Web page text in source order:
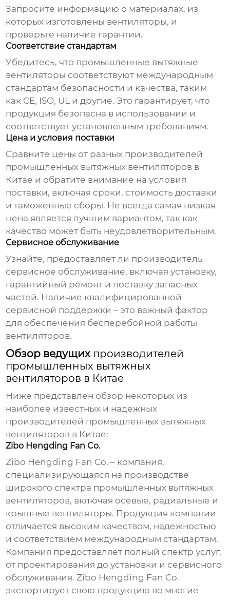
Запросите информацию о материалах, из
которых изготовлены вентиляторы, и
проверьте наличие гарантии.
Соответствие стандартам
Убедитесь, что промышленные вытяжные
вентиляторы соответствуют международным
стандартам безопасности и качества, таким
как CE, ISO, UL и другие. Это гарантирует, что
продукция безопасна в использовании и
соответствует установленным требованиям.
Цена и условия поставки
Сравните цены от разных производителей
промышленных вытяжных вентиляторов в
Китае и обратите внимание на условия
поставки, включая сроки, стоимость доставки
и таможенные сборы. Не всегда самая низкая
цена является лучшим вариантом, так как
качество может быть неудовлетворительным.
Сервисное обслуживание
Узнайте, предоставляет ли производитель
сервисное обслуживание, включая установку,
гарантийный ремонт и поставку запасных
частей. Наличие квалифицированной
сервисной поддержки – это важный фактор
для обеспечения бесперебойной работы
вентиляторов.
Обзор ведущих производителей
промышленных вытяжных
вентиляторов в Китае
Ниже представлен обзор некоторых из
наиболее известных и надежных
производителей промышленных вытяжных
вентиляторов в Китае:
Zibo Hengding Fan Co.
Zibo Hengding Fan Co. – компания,
специализирующаяся на производстве
широкого спектра промышленных вытяжных
вентиляторов, включая осевые, радиальные и
крышные вентиляторы. Продукция компании
отличается высоким качеством, надежностью
и соответствием международным стандартам.
Компания предоставляет полный спектр услуг,
от проектирования до установки и сервисного
обслуживания. Zibo Hengding Fan Co.
экспортирует свою продукцию во многие